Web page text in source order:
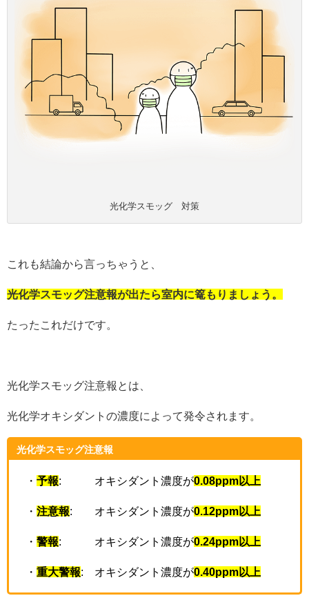
光化学スモッグ 対策
これも結論から言っちゃうと、
光化学スモッグ注意報が出たら室内に篭もりましょう。
たったこれだけです。
光化学スモッグ注意報とは、
光化学オキシダントの濃度によって発令されます。
光化学スモッグ注意報
・ 予報: オキシダント濃度が0.08ppm以上
・ 注意報: オキシダント濃度が0.12ppm以上
・ 警報: オキシダント濃度が0.24ppm以上
・ 重大警報: オキシダント濃度が0.40ppm以上